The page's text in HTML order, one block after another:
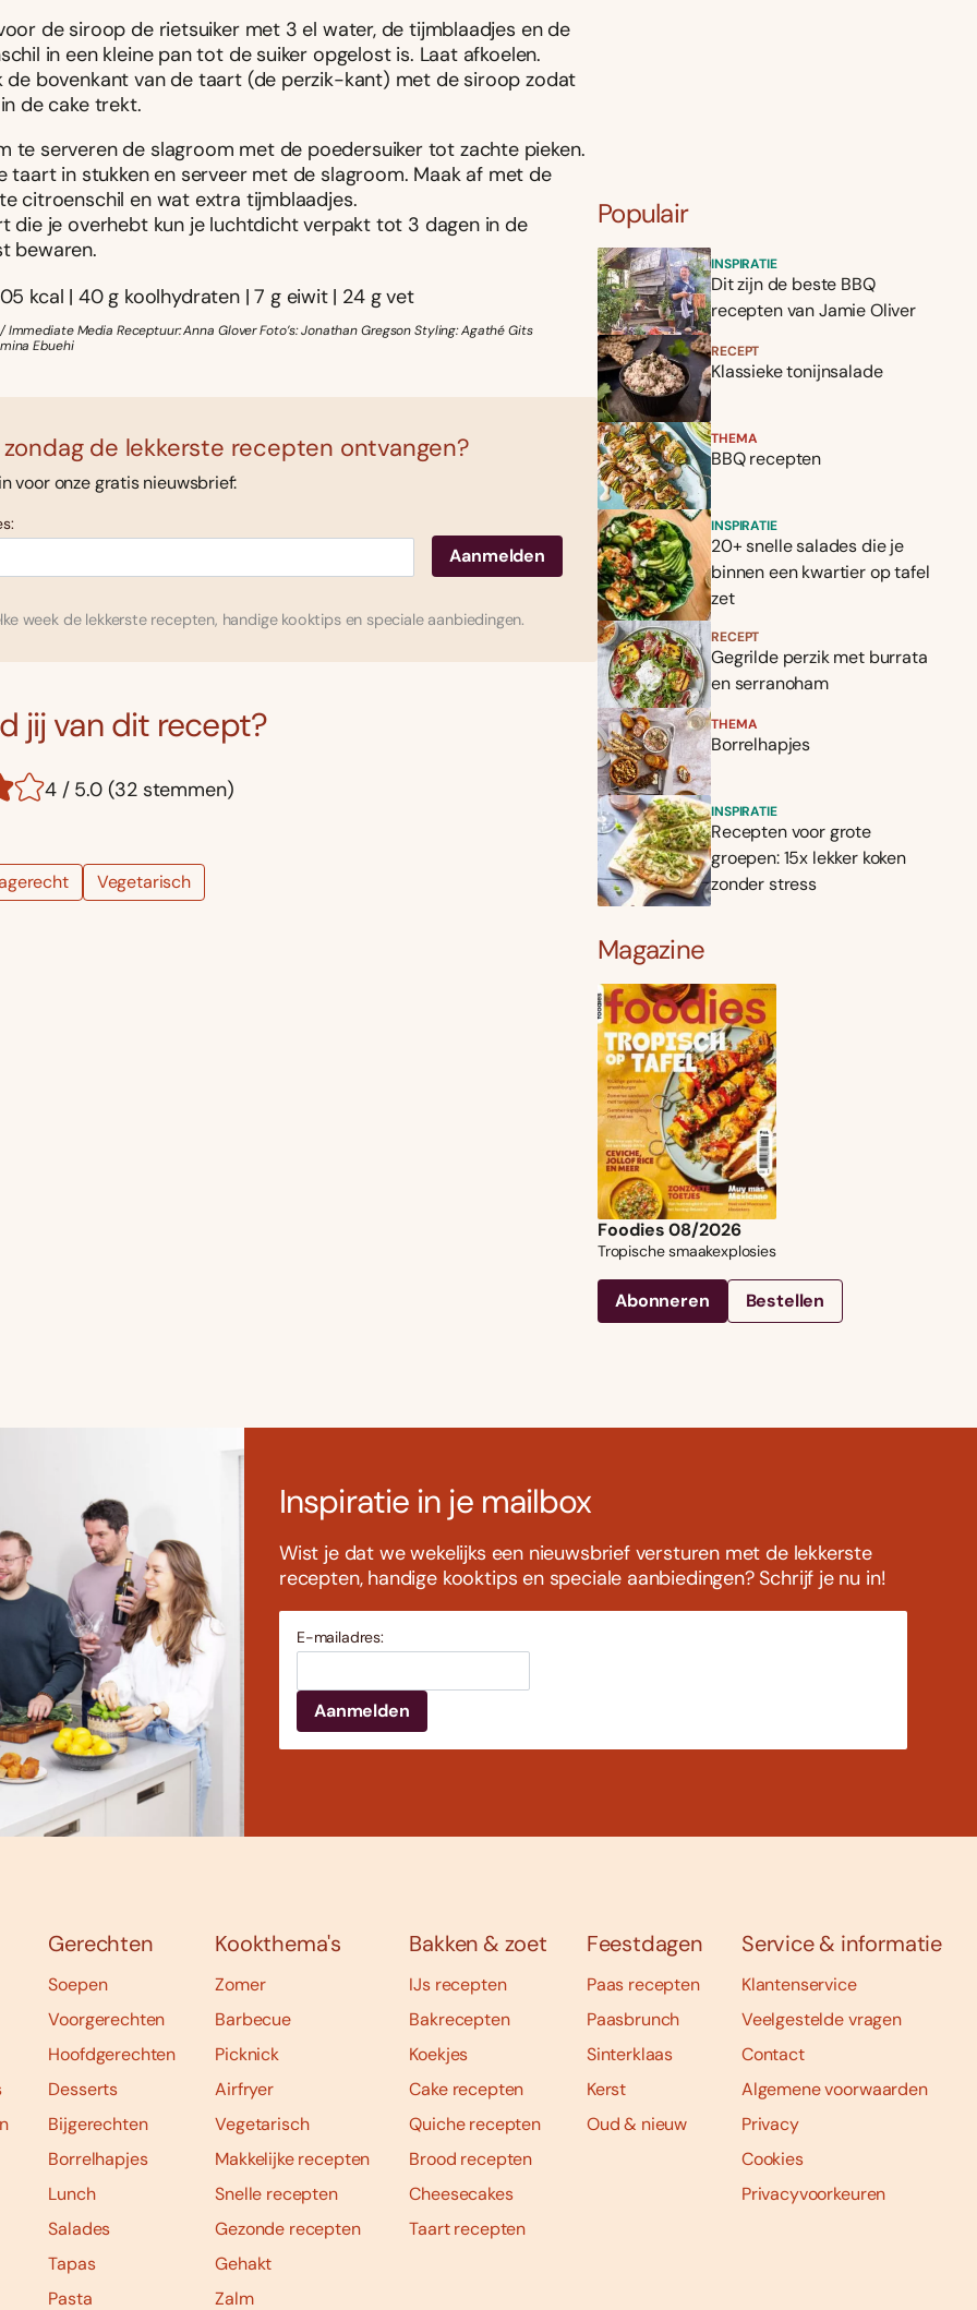
de siroop de rietsuiker met 3 el water, de tijmblaadjes en de
in een kleine pan tot de suiker opgelost is. Laat afkoelen.
de bovenkant van de taart (de perzik-kant) met de siroop zodat
de cake trekt.
te serveren de slagroom met de poedersuiker tot zachte pieken.
taart in stukken en serveer met de slagroom. Maak af met de
citroenschil en wat extra tijmblaadjes.
die je overhebt kun je luchtdicht verpakt tot 3 dagen in de
bewaren.
kcal | 40 g koolhydraten | 7 g eiwit | 24 g vet
Immediate Media Receptuur: Anna Glover Foto’s: Jonathan Gregson Styling: Agathé Gits
Ebuehi
de lekkerste recepten ontvangen?
voor onze gratis nieuwsbrief:
week de lekkerste recepten, handige kooktips en speciale aanbiedingen.
jij van dit recept?
4 / 5.0 (32 stemmen)
Vegetarisch
Populair
INSPIRATIE
Dit zijn de beste BBQ
recepten van Jamie Oliver
RECEPT
Klassieke tonijnsalade
THEMA
BBQ recepten
INSPIRATIE
20+ snelle salades die je
binnen een kwartier op tafel
zet
RECEPT
Gegrilde perzik met burrata
en serranoham
THEMA
Borrelhapjes
INSPIRATIE
Recepten voor grote
groepen: 15x lekker koken
zonder stress
Magazine
Foodies 08/2026
Tropische smaakexplosies
Abonneren Bestellen
Inspiratie in je mailbox
Wist je dat we wekelijks een nieuwsbrief versturen met de lekkerste
recepten, handige kooktips en speciale aanbiedingen? Schrijf je nu in!
E-mailadres:
Gerechten
Soepen
Voorgerechten
Hoofdgerechten
Desserts
Bijgerechten
Borrelhapjes
Lunch
Salades
Tapas
Pasta
Kookthema's
Zomer
Barbecue
Picknick
Airfryer
Vegetarisch
Makkelijke recepten
Snelle recepten
Gezonde recepten
Gehakt
Zalm
Bakken & zoet
IJs recepten
Bakrecepten
Koekjes
Cake recepten
Quiche recepten
Brood recepten
Cheesecakes
Taart recepten
Feestdagen
Paas recepten
Paasbrunch
Sinterklaas
Kerst
Oud & nieuw
Service & informatie
Klantenservice
Veelgestelde vragen
Contact
Algemene voorwaarden
Privacy
Cookies
Privacyvoorkeuren